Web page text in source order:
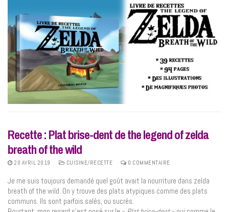
Recette : Plat brise-dent de the legend of zelda
breath of the wild
20 AVRIL 2019 CUISINE/RECETTE 0 COMMENTAIRE
Je me suis toujours demandé quel goût avait la nourriture dans zelda
breath of the wild. On y trouve des plats atypiques comme des plats
communs. Ils sont parfois salés, ou sucrés.